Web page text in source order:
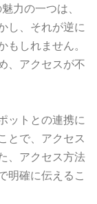
力の一つは、
し、それが逆に
しれません。
、アクセスが不
ットとの連携に
とで、アクセス
、アクセス方法
明確に伝えるこ